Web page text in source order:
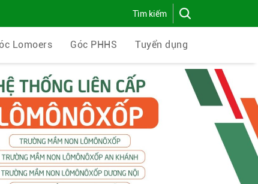
Lomoers Góc PHHS Tuyển dụng